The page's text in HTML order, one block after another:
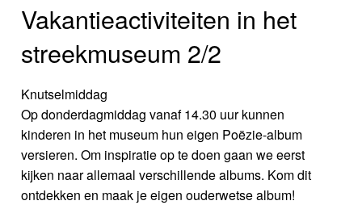
Vakantieactiviteiten in het
streekmuseum 2/2
Knutselmiddag
Op donderdagmiddag vanaf 14.30 uur kunnen
kinderen in het museum hun eigen Poëzie-album
versieren. Om inspiratie op te doen gaan we eerst
kijken naar allemaal verschillende albums. Kom dit
ontdekken en maak je eigen ouderwetse album!